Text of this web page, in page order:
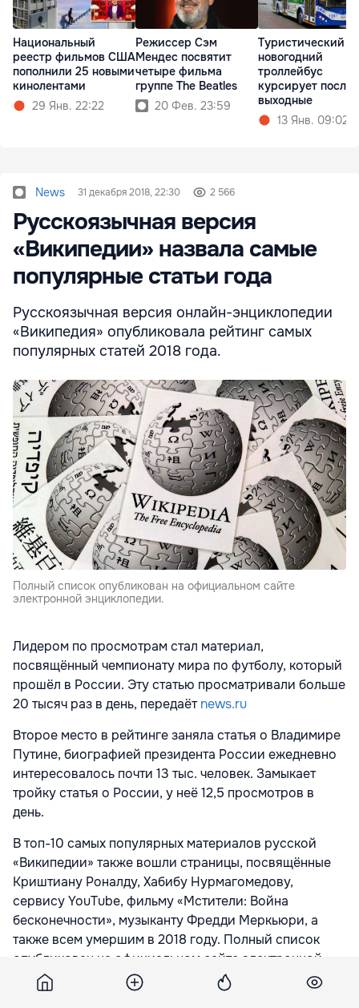
Национальный
реестр фильмов США
пополнили 25 новыми
кинолентами
29 Янв. 22:22
Режиссер Сэм
Мендес посвятит
четыре фильма
группе The Beatles
20 Фев. 23:59
Туристический
новогодний
троллейбус
курсирует
выходные
13 Янв. 09:02
News 31 декабря 2018, 22:30 2 566
Русскоязычная версия
«Википедии» назвала самые
популярные статьи года
Русскоязычная версия онлайн-энциклопедии
«Википедия» опубликовала рейтинг самых
популярных статей 2018 года.
Полный список опубликован на официальном сайте
электронной энциклопедии.
Лидером по просмотрам стал материал,
посвящённый чемпионату мира по футболу, который
прошёл в России. Эту статью просматривали больше
20 тысяч раз в день, передаётnews.ru
Второе место в рейтинге заняла статья о Владимире
Путине, биографией президента России ежедневно
интересовалось почти 13 тыс. человек. Замыкает
тройку статья о России, у неё 12,5 просмотров в
день.
В топ-10 самых популярных материалов русской
«Википедии» также вошли страницы, посвящённые
Криштиану Роналду, Хабибу Нурмагомедову,
сервису YouTube, фильму «Мстители: Война
бесконечности», музыканту Фредди Меркьюри, а
также всем умершим в 2018 году. Полный список
опубликован на официальном сайте электронной
энциклопедии.